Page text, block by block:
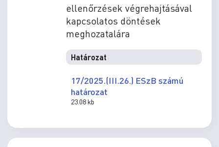
ellenőrzések végrehajtásával
kapcsolatos döntések
meghozatalára
Határozat
17/2025.(III.26.) ESzB számú
határozat
23.08 kb